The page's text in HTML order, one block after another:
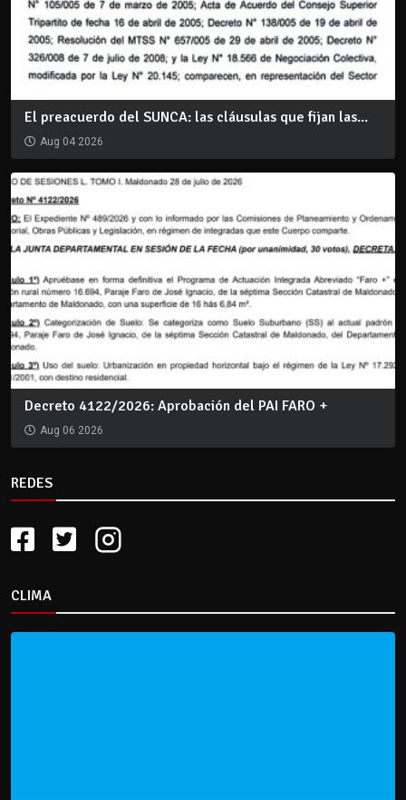
El preacuerdo del SUNCA: las cláusulas que fijan las...
Aug 04 2026
Decreto 4122/2026: Aprobación del PAI FARO +
Aug 06 2026
REDES
CLIMA